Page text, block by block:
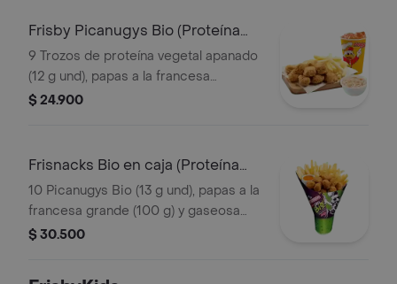
Frisby Picanugys Bio (Proteína
Vegetal)
9 Trozos de proteína vegetal apanado
(12 g und), papas a la francesa
mediana (60 g), ensalada de repollo
$ 24.900
Frisnacks Bio en caja (Proteína
Vegetal)
10 Picanugys Bio (13 g und), papas a la
francesa grande (100 g) y gaseosa
(470 ml)
$ 30.500